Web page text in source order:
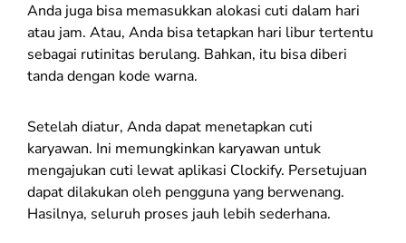
Anda juga bisa memasukkan alokasi cuti dalam hari
atau jam. Atau, Anda bisa tetapkan hari libur tertentu
sebagai rutinitas berulang. Bahkan, itu bisa diberi
tanda dengan kode warna.
Setelah diatur, Anda dapat menetapkan cuti
karyawan. Ini memungkinkan karyawan untuk
mengajukan cuti lewat aplikasi Clockify. Persetujuan
dapat dilakukan oleh pengguna yang berwenang.
Hasilnya, seluruh proses jauh lebih sederhana.